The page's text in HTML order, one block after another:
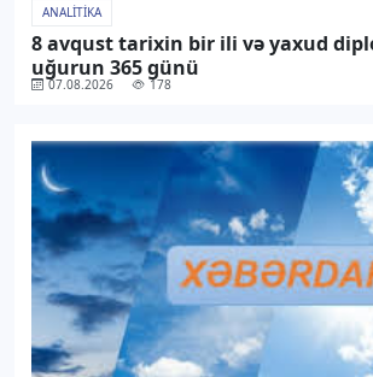
ANALITIKA
8 avqust tarixin bir ili və yaxud
uğurun 365 günü
07.08.2026 178